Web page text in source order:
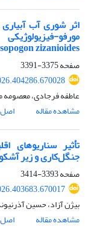
اثر شوری آب
zizanioides)
صفحه3375-3391
عاطفه فرجادی، معصومه
مشاهده مقاله
اصل
جنگل‌کاری و زیر
صفحه3393-3414
بیژن آزاد، حسین
مشاهده مقاله
اصل